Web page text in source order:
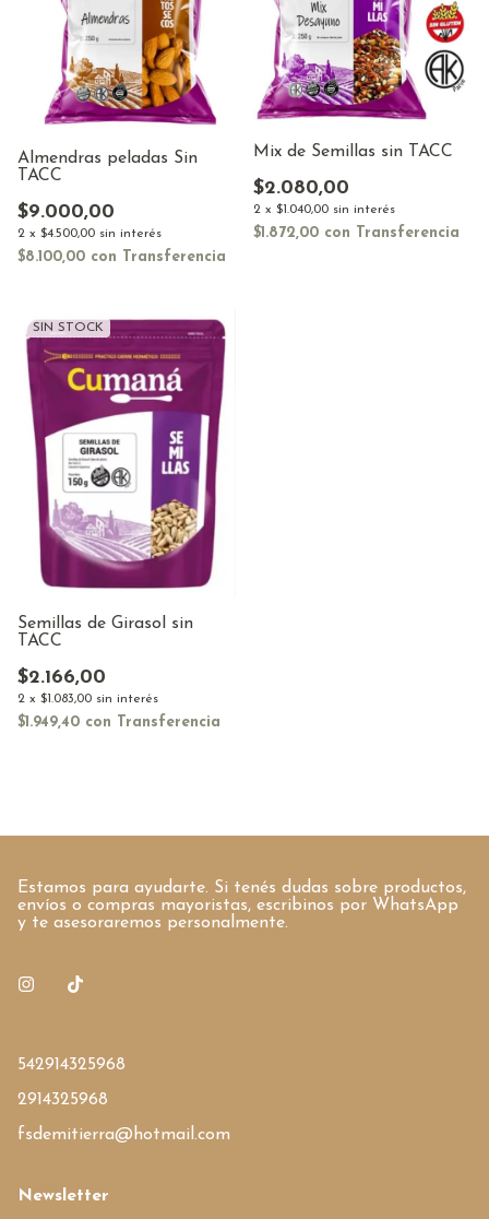
Almendras peladas Sin
TACC
$9.000,00
2 x $4.500,00 sin interés
$8.100,00 con Transferencia
Mix de Semillas sin TACC
$2.080,00
2 x $1.040,00 sin interés
$1.872,00 con Transferencia
SIN STOCK
Semillas de Girasol sin
TACC
$2.166,00
2 x $1.083,00 sin interés
$1.949,40 con Transferencia
Estamos para ayudarte. Si tenés dudas sobre productos,
envíos o compras mayoristas, escribinos por WhatsApp
y te asesoraremos personalmente.
542914325968
2914325968
fsdemitierra@hotmail.com
Newsletter